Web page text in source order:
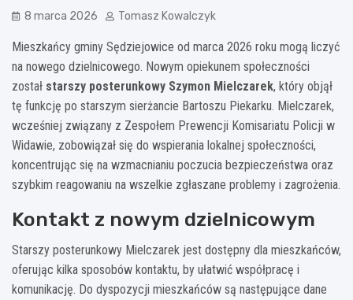
8 marca 2026 Tomasz Kowalczyk
Mieszkańcy gminy Sędziejowice od marca 2026 roku mogą liczyć
na nowego dzielnicowego. Nowym opiekunem społeczności
został starszy posterunkowy Szymon Mielczarek, który objął
tę funkcję po starszym sierżancie Bartoszu Piekarku. Mielczarek,
wcześniej związany z Zespołem Prewencji Komisariatu Policji w
Widawie, zobowiązał się do wspierania lokalnej społeczności,
koncentrując się na wzmacnianiu poczucia bezpieczeństwa oraz
szybkim reagowaniu na wszelkie zgłaszane problemy i zagrożenia.
Kontakt z nowym dzielnicowym
Starszy posterunkowy Mielczarek jest dostępny dla mieszkańców,
oferując kilka sposobów kontaktu, by ułatwić współpracę i
komunikację. Do dyspozycji mieszkańców są następujące dane